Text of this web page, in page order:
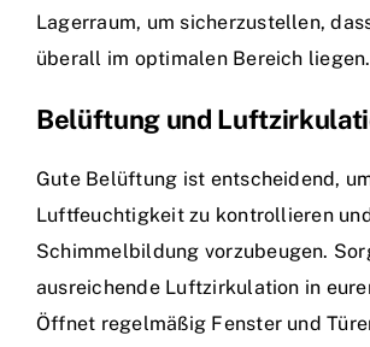
Lagerraum, um sicherzustellen,
überall im optimalen Bereich liegen.
Belüftung und
Gute Belüftung ist entscheidend,
Luftfeuchtigkeit zu kontrollieren und
Schimmelbildung vorzubeugen.
ausreichende Luftzirkulation in
Öffnet regelmäßig Fenster und